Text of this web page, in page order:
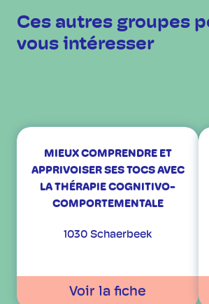
Ces autres groupes
vous intéresser
MIEUX COMPRENDRE ET
APPRIVOISER SES TOCS AVEC
LA THÉRAPIE COGNITIVO-
COMPORTEMENTALE
1030 Schaerbeek
Voir la fiche